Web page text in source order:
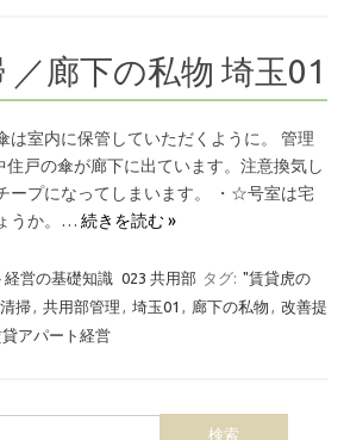
／廊下の私物 埼玉01
は室内に保管していただくように。 管理
戸の傘が廊下に出ています。注意換気し
ープになってしまいます。 ・☆号室は宅
うか。… 続きを読む »
経営の基礎知識 023 共用部 タグ: "賃貸虎の
掃, 共用部管理 , 埼玉01 , 廊下の私物 , 改善提
アパート経営